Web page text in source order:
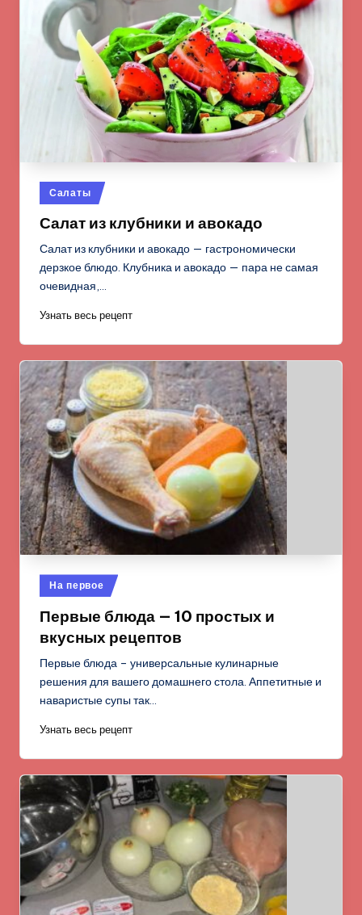
Опубликовано
в
Салаты
Салат из клубники и авокадо
Салат из клубники и авокадо — гастрономически
дерзкое блюдо. Клубника и авокадо — пара не самая
очевидная,…
Узнать весь рецепт
Опубликовано
в
На первое
Первые блюда — 10 простых и
вкусных рецептов
Первые блюда – универсальные кулинарные
решения для вашего домашнего стола. Аппетитные и
наваристые супы так…
Узнать весь рецепт